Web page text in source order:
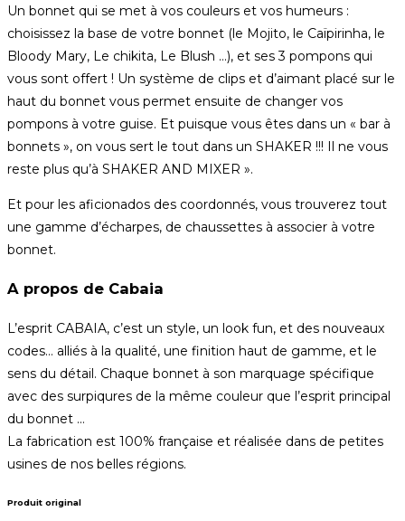
Un bonnet qui se met à vos couleurs et vos humeurs :
choisissez la base de votre bonnet (le Mojito, le Caïpirinha, le
Bloody Mary, Le chikita, Le Blush …), et ses 3 pompons qui
vous sont offert ! Un système de clips et d’aimant placé sur le
haut du bonnet vous permet ensuite de changer vos
pompons à votre guise. Et puisque vous êtes dans un « bar à
bonnets », on vous sert le tout dans un SHAKER !!! Il ne vous
reste plus qu’à SHAKER AND MIXER ».
Et pour les aficionados des coordonnés, vous trouverez tout
une gamme d’écharpes, de chaussettes à associer à votre
bonnet.
A propos de Cabaia
L’esprit CABAIA, c’est un style, un look fun, et des nouveaux
codes… alliés à la qualité, une finition haut de gamme, et le
sens du détail. Chaque bonnet à son marquage spécifique
avec des surpiqures de la même couleur que l’esprit principal
du bonnet …
La fabrication est 100% française et réalisée dans de petites
usines de nos belles régions.
Produit original